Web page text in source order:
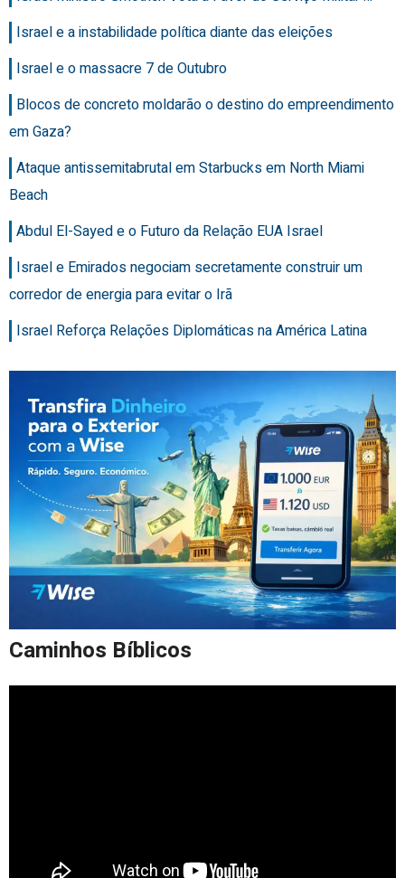
Israel e a instabilidade política diante das eleições
Israel e o massacre 7 de Outubro
Blocos de concreto moldarão o destino do empreendimento
em Gaza?
Ataque antissemitabrutal em Starbucks em North Miami
Beach
Abdul El-Sayed e o Futuro da Relação EUA Israel
Israel e Emirados negociam secretamente construir um
corredor de energia para evitar o Irã
Israel Reforça Relações Diplomáticas na América Latina
Caminhos Bíblicos